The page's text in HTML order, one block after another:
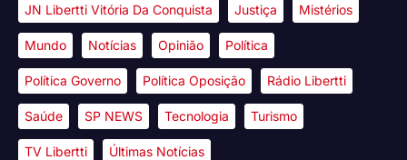
JN Libertti Vitória Da Conquista Justiça Mistérios
Mundo Notícias Opinião Política
Política Governo Política Oposição Rádio Libertti
Saúde SP NEWS Tecnologia Turismo
TV Libertti Últimas Notícias